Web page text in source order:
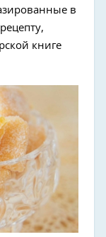
в
книге